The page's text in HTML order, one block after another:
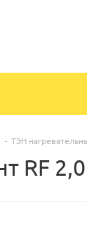
- ТЭН
RF